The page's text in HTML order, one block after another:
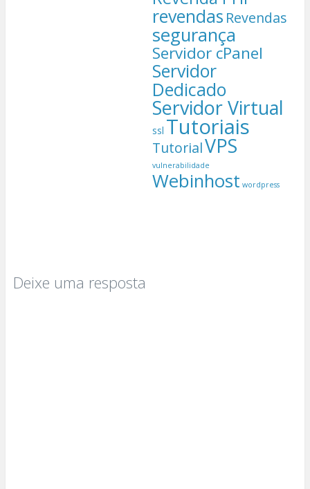
revendas Revendas
segurança
Servidor cPanel
Servidor
Dedicado
Servidor Virtual
ssl Tutoriais
TutorialVPS
vulnerabilidade
Webinhost wordpress
Deixe uma resposta